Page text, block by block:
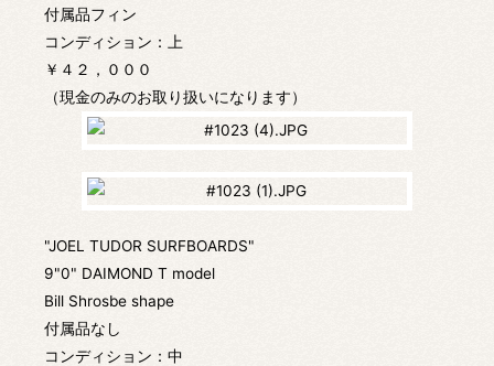
付属品フィン
コンディション：上
￥４２，０００
（現金のみのお取り扱いになります）
"JOEL TUDOR SURFBOARDS"
9"0" DAIMOND T model
Bill Shrosbe shape
付属品なし
コンディション：中